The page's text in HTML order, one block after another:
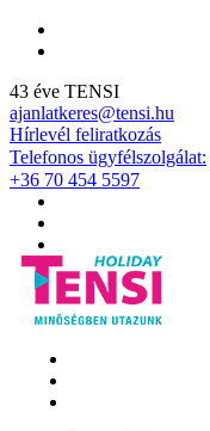
43 éve TENSI
ajanlatkeres@tensi.hu
Hírlevél feliratkozás
Telefonos ügyfélszolgálat:
+36 70 454 5597